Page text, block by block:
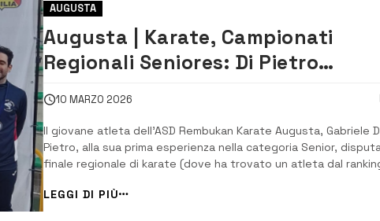
AUGUSTA
Augusta | Karate, Campionati
Regionali Seniores: Di Pietro
qualificato alla fase nazionale
10 MARZO 2026
Il giovane atleta dell’ASD Rembukan Karate Augusta, Gabriele
Pietro, alla sua prima esperienza nella categoria Senior,
finale regionale di karate (dove ha trovato un atleta dal
diritto alla fase nazionale di Roma che si disputerà al Pala
di Ostia [...
LEGGI DI PIÙ